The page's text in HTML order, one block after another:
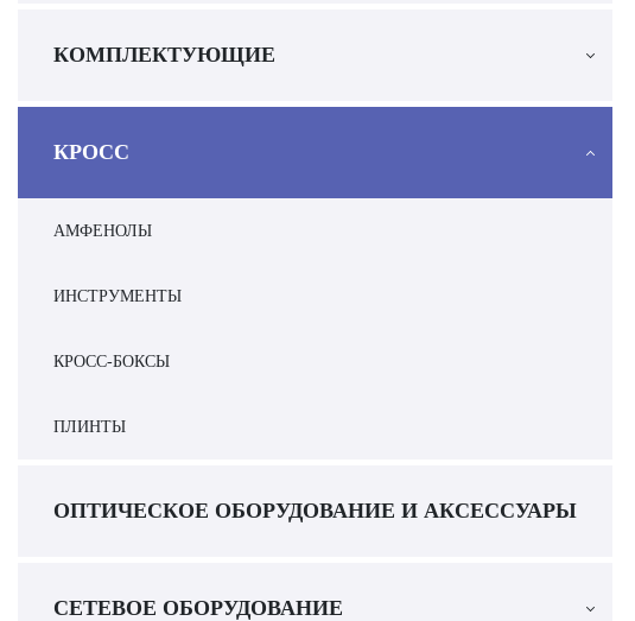
КОМПЛЕКТУЮЩИЕ
КРОСС
АМФЕНОЛЫ
ИНСТРУМЕНТЫ
КРОСС-БОКСЫ
ПЛИНТЫ
ОПТИЧЕСКОЕ ОБОРУДОВАНИЕ И АКСЕССУАРЫ
СЕТЕВОЕ ОБОРУДОВАНИЕ